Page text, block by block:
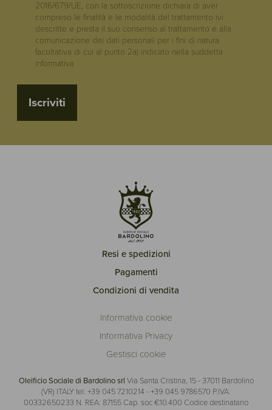
2016/679/UE, con la sottoscrizione dichiara di aver
compreso le finalità e le modalità del trattamento ivi
descritte e presta il suo consenso al trattamento e alla
comunicazione dei dati personali per i fini di natura
facoltativa di cui al punto 2a) indicato nella suddetta
informativa
Iscriviti
Oleificio Sociale di Bardolino srl Via Santa Cristina, 15 - 37011 Bardolino
(VR) ITALYtel: +39 045 7210214 - +39 045 9786570 P.IVA:
00332650233 N. REA: 87155 Cap. soc €10.400 Codice destinatario
Resi e spedizioni
Pagamenti
Condizioni di vendita
Informativa cookie
Informativa Privacy
Gestisci cookie